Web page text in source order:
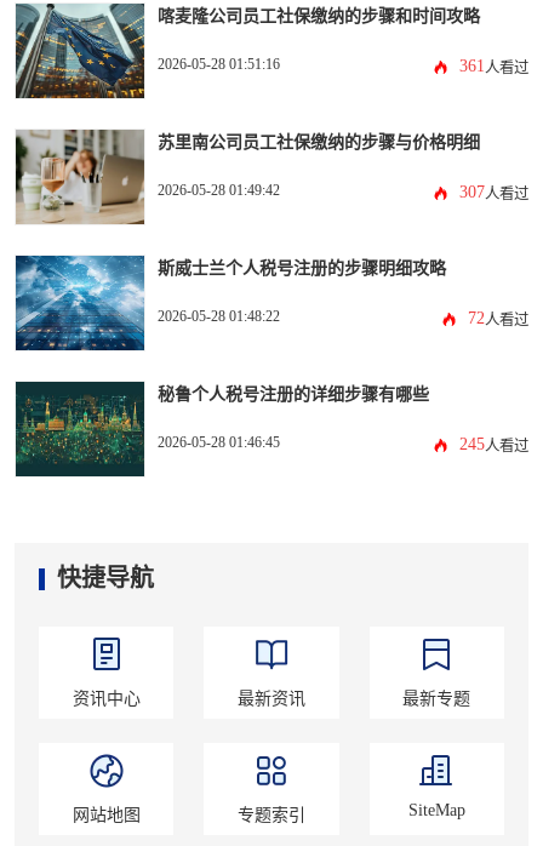
喀麦隆公司员工社保缴纳的步骤和时间攻略
2026-05-28 01:51:16 361人看过
苏里南公司员工社保缴纳的步骤与价格明细
2026-05-28 01:49:42 307人看过
斯威士兰个人税号注册的步骤明细攻略
2026-05-28 01:48:22 72人看过
秘鲁个人税号注册的详细步骤有哪些
2026-05-28 01:46:45 245人看过
快捷导航
资讯中心 最新资讯 最新专题
网站地图 专题索引 SiteMap